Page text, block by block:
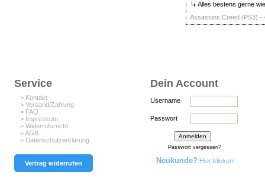
Alles bestens gerne
Assassins Creed (PS3) -
Service
> Kontakt
> Versand/Zahlung
> FAQ
> Impressum
> Widerrufsrecht
> AGB
> Datenschutzerklärung
Vertrag widerrufen
Dein Account
Username
Passwort
Passwort vergessen?
Neukunde? Hier klicken!